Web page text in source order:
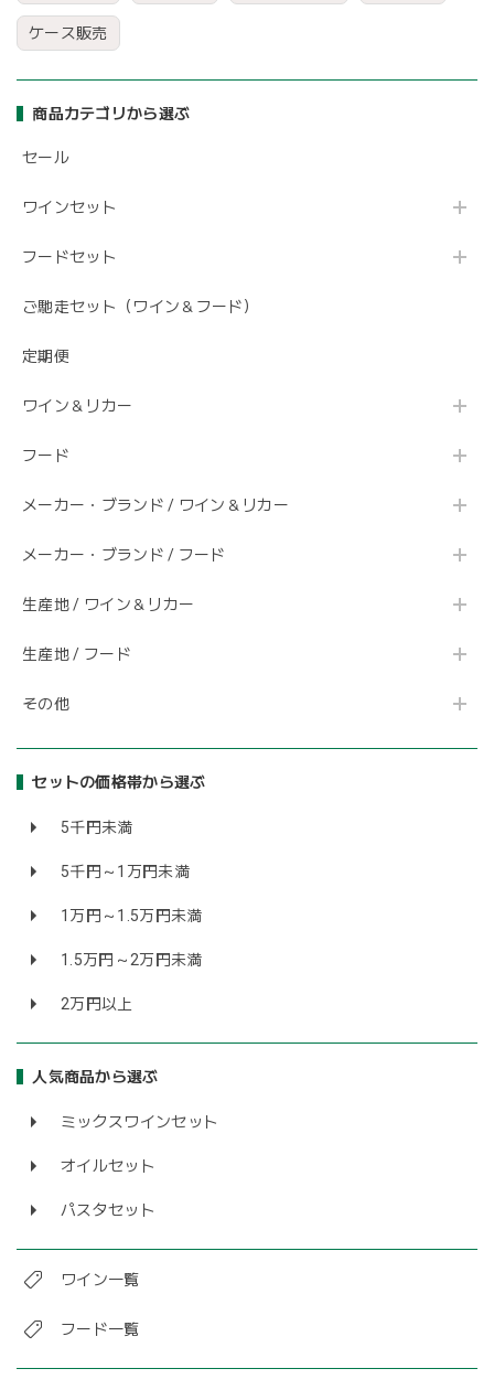
ケース販売
商品カテゴリから選ぶ
セール
ワインセット
フードセット
ご馳走セット（ワイン＆フード）
定期便
ワイン＆リカー
フード
メーカー・ブランド / ワイン＆リカー
メーカー・ブランド / フード
生産地 / ワイン＆リカー
生産地 / フード
その他
セットの価格帯から選ぶ
5千円未満
5千円～1万円未満
1万円～1.5万円未満
1.5万円～2万円未満
2万円以上
人気商品から選ぶ
ミックスワインセット
オイルセット
パスタセット
ワイン一覧
フード一覧